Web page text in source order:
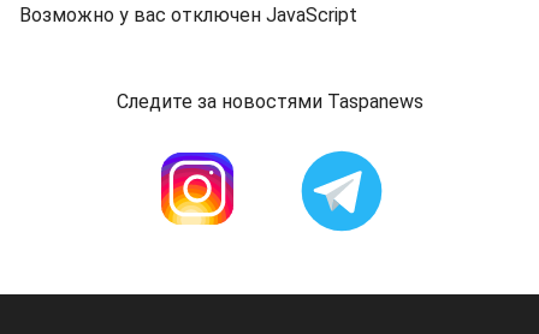
Возможно у вас отключен JavaScript
Следите за новостями Taspanews